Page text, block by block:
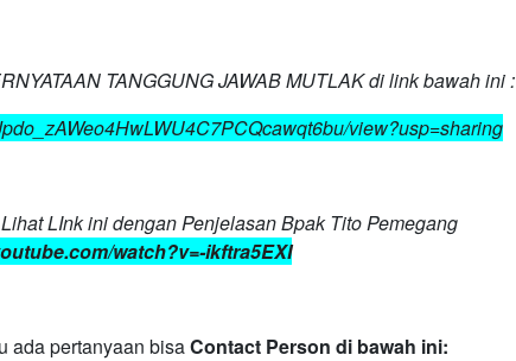
TANGGUNG JAWAB MUTLAK di link bawah ini :
view?usp=sharing
LInk ini dengan Penjelasan Bpak Tito Pemegang
watch?v=-ikftra5EXI
ada pertanyaan bisaContact Person di bawah ini: